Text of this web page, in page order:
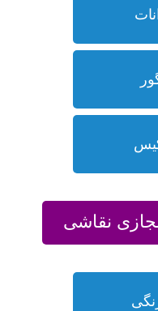
نقاشی